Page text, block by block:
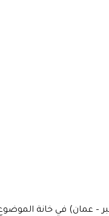
– عمان) في خانة